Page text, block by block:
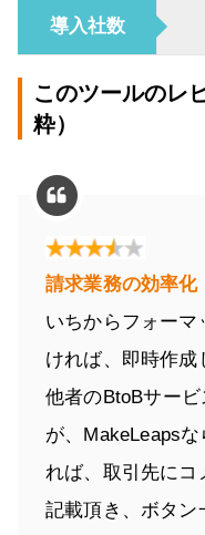
導入社数
このツールのレ
粋）
請求業務の効率化
いちからフォーマ
ければ、即時作成
他者のBtoBサー
が、MakeLeaps
れば、取引先にコ
記載頂き、ボタン